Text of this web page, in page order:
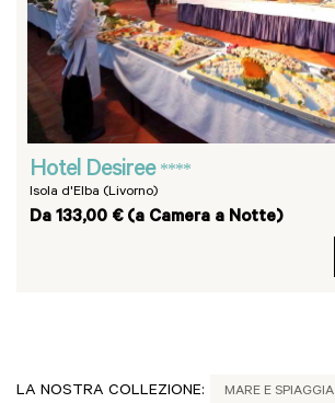
Hotel Desiree ****
Isola d'Elba (Livorno)
Da 133,00 € (a Camera a Notte)
LA NOSTRA COLLEZIONE: MARE E SPIAGGIA